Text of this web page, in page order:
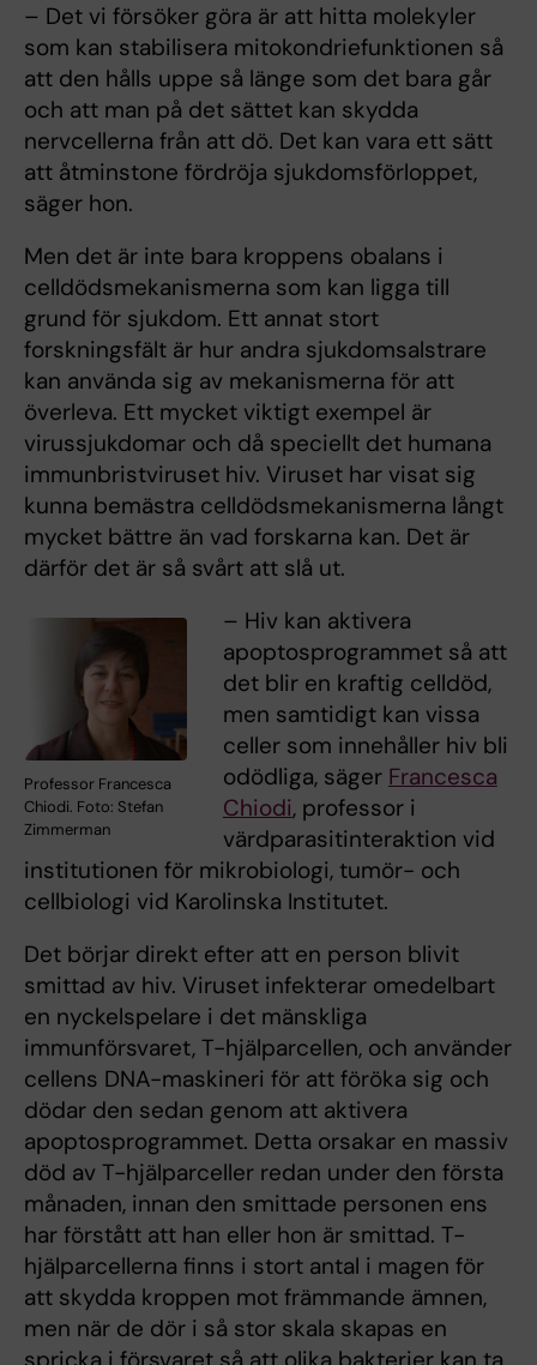
– Det vi försöker göra är att hitta molekyler
som kan stabilisera mitokondriefunktionen så
att den hålls uppe så länge som det bara går
och att man på det sättet kan skydda
nervcellerna från att dö. Det kan vara ett sätt
att åtminstone fördröja sjukdomsförloppet,
säger hon.
Men det är inte bara kroppens obalans i
celldödsmekanismerna som kan ligga till
grund för sjukdom. Ett annat stort
forskningsfält är hur andra sjukdomsalstrare
kan använda sig av mekanismerna för att
överleva. Ett mycket viktigt exempel är
virussjukdomar och då speciellt det humana
immunbristviruset hiv. Viruset har visat sig
kunna bemästra celldödsmekanismerna långt
mycket bättre än vad forskarna kan. Det är
därför det är så svårt att slå ut.
Professor Francesca
Chiodi. Foto: Stefan
Zimmerman
– Hiv kan aktivera
apoptosprogrammet så att
det blir en kraftig celldöd,
men samtidigt kan vissa
celler som innehåller hiv bli
odödliga, säger Francesca
Chiodi, professor i
värdparasitinteraktion vid
institutionen för mikrobiologi, tumör- och
cellbiologi vid Karolinska Institutet.
Det börjar direkt efter att en person blivit
smittad av hiv. Viruset infekterar omedelbart
en nyckelspelare i det mänskliga
immunförsvaret, T-hjälparcellen, och använder
cellens DNA-maskineri för att föröka sig och
dödar den sedan genom att aktivera
apoptosprogrammet. Detta orsakar en massiv
död av T-hjälparceller redan under den första
månaden, innan den smittade personen ens
har förstått att han eller hon är smittad. T-
hjälparcellerna finns i stort antal i magen för
att skydda kroppen mot främmande ämnen,
men när de dör i så stor skala skapas en